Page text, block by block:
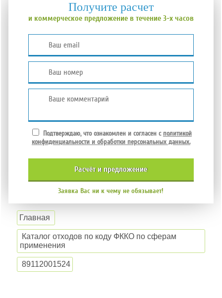
Получите расчет
и коммерческое предложение в течение 3-х часов
Подтверждаю, что ознакомлен и согласен с политикой
конфиденциальности и обработки персональных данных.
расчёт и предложение
Заявка Вас ни к чему не обязывает!
Главная
Каталог отходов по коду ФККО по сферам
применения
89112001524